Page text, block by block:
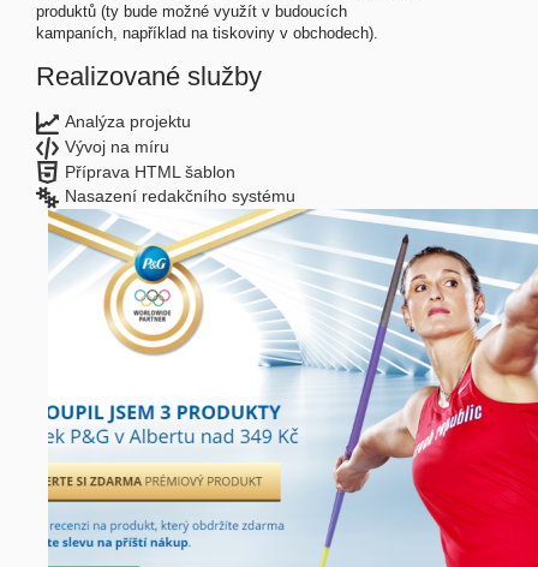
produktů (ty bude možné využít v budoucích
kampaních, například na tiskoviny v obchodech).
Realizované služby
Analýza projektu
Vývoj na míru
Příprava HTML šablon
Nasazení redakčního systému